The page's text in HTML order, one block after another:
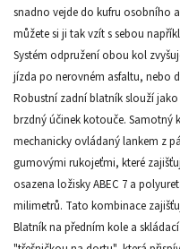
snadno vejde do kufru osobního
můžete si ji tak vzít s sebou
Systém odpružení obou kol
jízda po nerovném asfaltu, nebo
Robustní zadní blatník slouží
brzdný účinek kotouče. Samotný
mechanicky ovládaný lankem z
gumovými rukojeťmi, které
osazena ložisky ABEC 7 a
milimetrů. Tato kombinace
Blatník na předním kole a